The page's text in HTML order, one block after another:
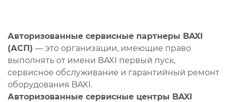
Авторизованные сервисные партнеры BAXI
(АСП) — это организации, имеющие право
выполнять от имени BAXI первый пуск,
сервисное обслуживание и гарантийный ремонт
оборудования BAXI.
Авторизованные сервисные центры BAXI